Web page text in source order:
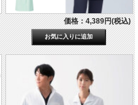
価格：4,389円(税込)